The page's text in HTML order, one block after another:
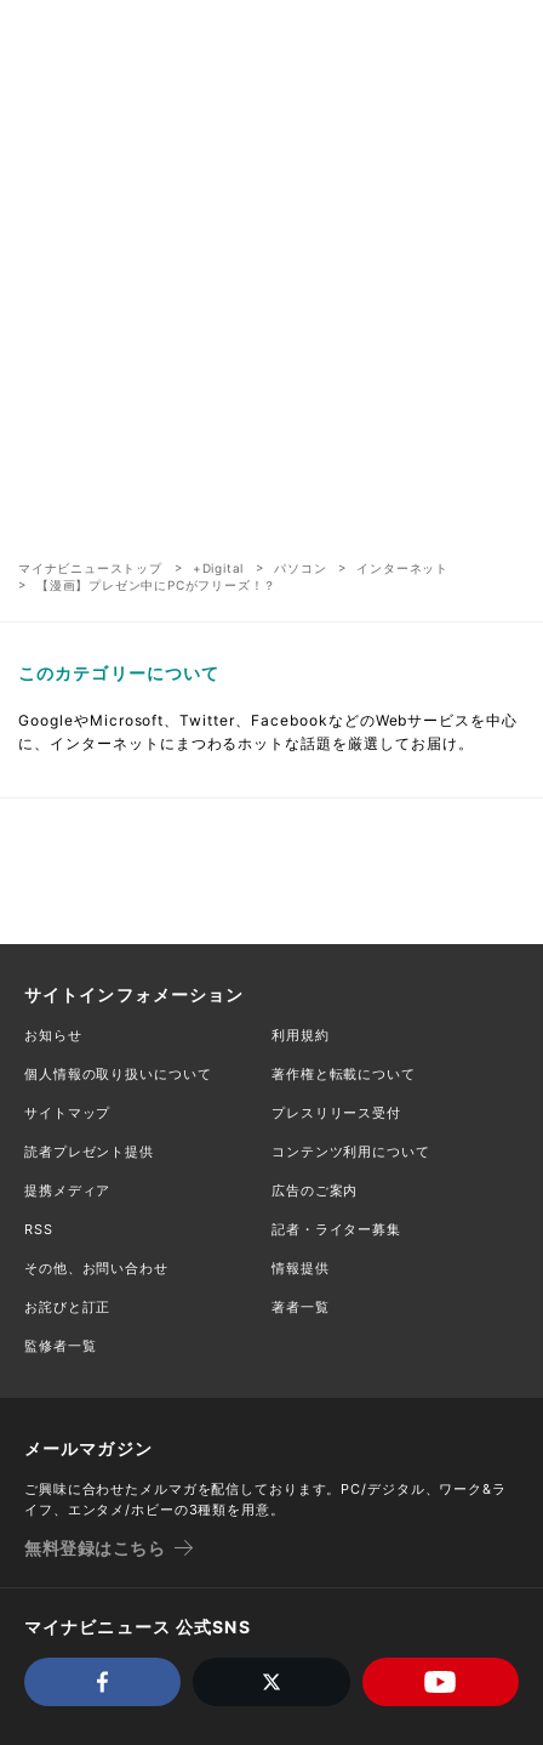
マイナビニューストップ +Digital パソコン
インターネット
【漫画】プレゼン中にPCがフリーズ！？
このカテゴリーについて
GoogleやMicrosoft、Twitter、FacebookなどのWebサービスを中心
に、インターネットにまつわるホットな話題を厳選してお届け。
サイトインフォメーション
お知らせ 利用規約
個人情報の取り扱いについて 著作権と転載について
サイトマップ プレスリリース受付
読者プレゼント提供 コンテンツ利用について
提携メディア 広告のご案内
RSS 記者・ライター募集
その他、お問い合わせ 情報提供
お詫びと訂正 著者一覧
監修者一覧
メールマガジン
ご興味に合わせたメルマガを配信しております。PC/デジタル、ワーク&ラ
イフ、エンタメ/ホビーの3種類を用意。
無料登録はこちら
マイナビニュース 公式SNS